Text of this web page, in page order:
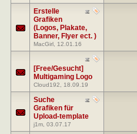
Erstelle
Grafiken
(Logos, Plakate,
Banner, Flyer ect. )
MacGirl , 12.01.16
[Free/Gesucht]
Multigaming Logo
Cloud192 , 18.09.19
Suche
Grafiken für
Upload-template
j1m , 03.07.17